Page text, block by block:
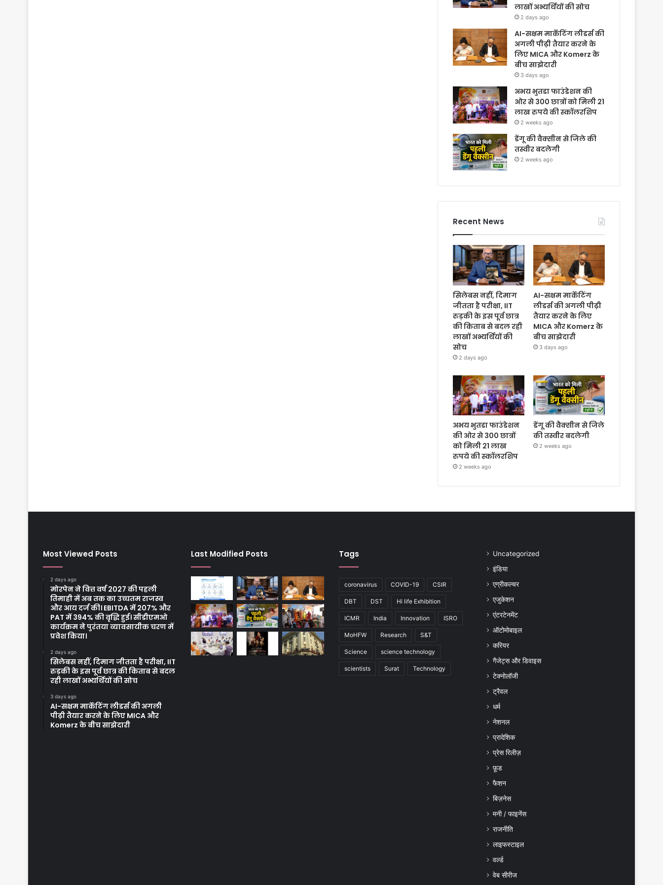
लाखों अभ्यर्थियों की सोच
2 days ago
AI-सक्षम मार्केटिंग लीडर्स की
अगली पीढ़ी तैयार करने के
लिए MICA और Komerz के
बीच साझेदारी
3 days ago
अभय भुतडा फाउंडेशन की
ओर से 300 छात्रों को मिली 21
लाख रुपये की स्कॉलरशिप
2 weeks ago
डेंगू की वैक्सीन से जिले की
तस्वीर बदलेगी
2 weeks ago
Recent News
सिलेबस नहीं, दिमाग
जीतता है परीक्षा, IIT
रुड़की के इस पूर्व छात्र
की किताब से बदल रही
लाखों अभ्यर्थियों की
सोच
2 days ago
AI-सक्षम मार्केटिंग
लीडर्स की अगली पीढ़ी
तैयार करने के लिए
MICA और Komerz के
बीच साझेदारी
3 days ago
अभय भुतडा फाउंडेशन
की ओर से 300 छात्रों
को मिली 21 लाख
रुपये की स्कॉलरशिप
2 weeks ago
डेंगू की वैक्सीन से जिले
की तस्वीर बदलेगी
2 weeks ago
Most Viewed Posts
2 days ago
मोरपेन ने वित्त वर्ष 2027 की पहली
तिमाही में अब तक का उच्चतम राजस्व
और आय दर्ज की। EBITDA में 207% और
PAT में 394% की वृद्धि हुई। सीडीएमओ
कार्यक्रम ने पुरंतया व्यावसायीक चरण में
प्रवेश किया।
2 days ago
सिलेबस नहीं, दिमाग जीतता है परीक्षा, IIT
रुड़की के इस पूर्व छात्र की किताब से बदल
रही लाखों अभ्यर्थियों की सोच
3 days ago
AI-सक्षम मार्केटिंग लीडर्स की अगली
पीढ़ी तैयार करने के लिए MICA और
Komerz के बीच साझेदारी
Last Modified Posts Tags
coronavirus COVID-19 CSIR
DBT DST Hi life Exhibition
ICMR India Innovation ISRO
MoHFW Research S&T
Science science technology
scientists Surat Technology
Uncategorized
इंडिया
एग्रीकल्चर
एजुकेशन
एंटरटेनमेंट
ऑटोमोबाइल
करियर
गैजेट्स और डिवाइस
टेक्नोलॉजी
ट्रैवल
धर्म
नेशनल
प्रादेशिक
प्रेस रिलीज़
फ़ूड
फैशन
बिज़नेस
मनी / फाइनेंस
राजनीति
लाइफस्टाइल
वर्ल्ड
वेब सीरीज